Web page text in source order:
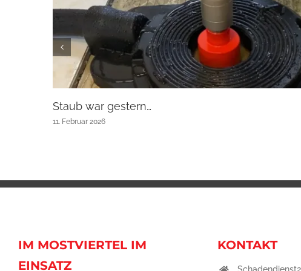
Staub war gestern…
11. Februar 2026
IM MOSTVIERTEL IM
EINSATZ
KONTAKT